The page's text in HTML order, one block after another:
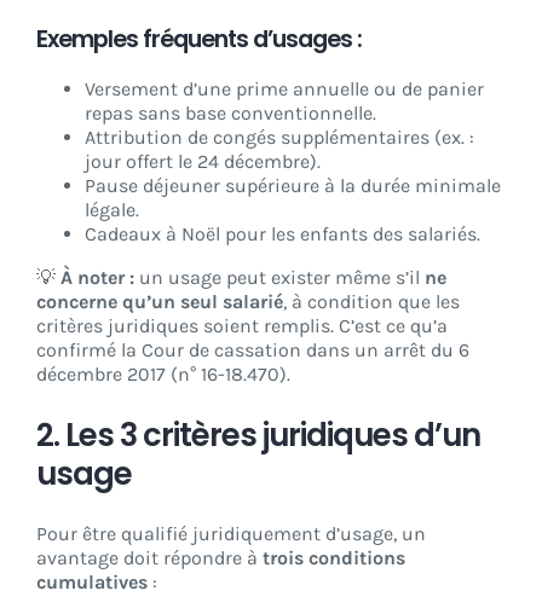
Exemples fréquents d’usages :
Versement d’une prime annuelle ou de panier
repas sans base conventionnelle.
Attribution de congés supplémentaires (ex. :
jour offert le 24 décembre).
Pause déjeuner supérieure à la durée minimale
légale.
Cadeaux à Noël pour les enfants des salariés.
💡 À noter : un usage peut exister même s’il ne
concerne qu’un seul salarié, à condition que les
critères juridiques soient remplis. C’est ce qu’a
confirmé la Cour de cassation dans un arrêt du 6
décembre 2017 (n° 16-18.470).
2. Les 3 critères juridiques d’un
usage
Pour être qualifié juridiquement d’usage, un
avantage doit répondre à trois conditions
cumulatives :